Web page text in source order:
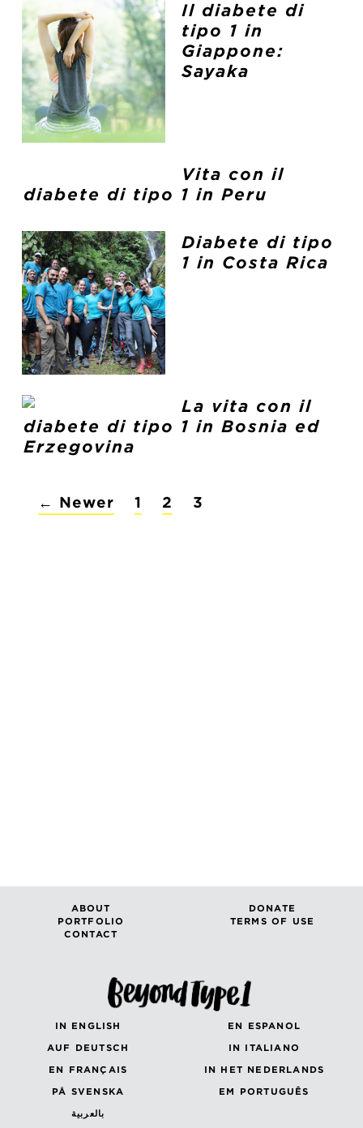
Il diabete di
tipo 1 in
Giappone:
Sayaka
Vita con il
diabete di tipo 1 in Peru
Diabete di tipo
1 in Costa Rica
La vita con il
diabete di tipo 1 in Bosnia ed
Erzegovina
POSTS
PAGINATION
← Newer 1 2 3
ABOUT
DONATE
PORTFOLIO
TERMS OF USE
CONTACT
IN ENGLISH
EN ESPANOL
AUF DEUTSCH
IN ITALIANO
EN FRANÇAIS
IN HET NEDERLANDS
PÅ SVENSKA
EM PORTUGUÊS
بالعربية